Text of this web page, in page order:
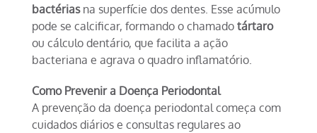
bactériasna superfície dos dentes. Esse acúmulo
pode se calcificar, formando o chamado tártaro
ou cálculo dentário, que facilita a ação
bacteriana e agrava o quadro inflamatório.
Como Prevenir a Doença Periodontal
A prevenção da doença periodontal começa com
cuidados diários e consultas regulares ao